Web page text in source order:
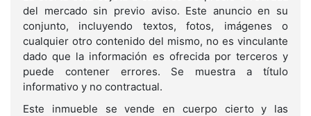
del mercado sin previo aviso. Este anuncio en su
conjunto, incluyendo textos, fotos, imágenes o
cualquier otro contenido del mismo, no es vinculante
dado que la información es ofrecida por terceros y
puede contener errores. Se muestra a título
informativo y no contractual.
Este inmueble se vende en cuerpo cierto y las